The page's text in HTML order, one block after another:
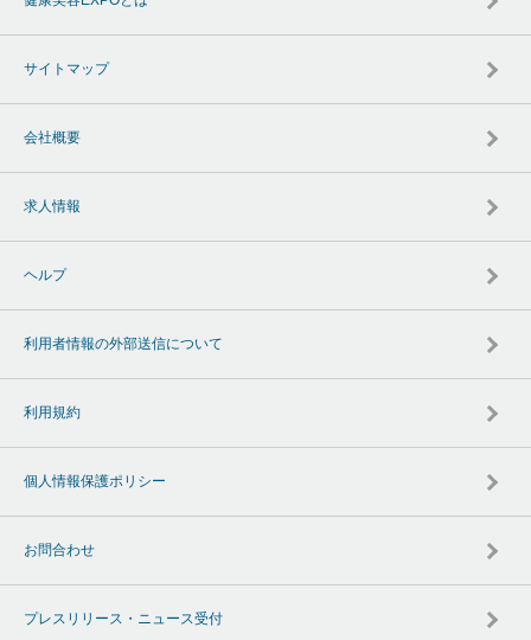
サイトマップ
会社概要
求人情報
ヘルプ
利用者情報の外部送信について
利用規約
個人情報保護ポリシー
お問合わせ
プレスリリース・ニュース受付